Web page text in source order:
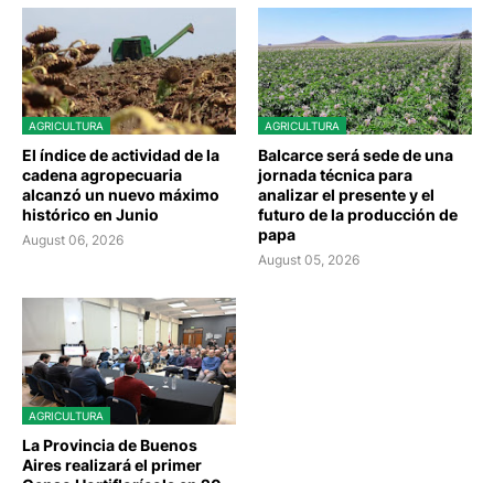
AGRICULTURA
El índice de actividad de la
cadena agropecuaria
alcanzó un nuevo máximo
histórico en Junio
August 06, 2026
AGRICULTURA
Balcarce será sede de una
jornada técnica para
analizar el presente y el
futuro de la producción de
papa
August 05, 2026
AGRICULTURA
La Provincia de Buenos
Aires realizará el primer